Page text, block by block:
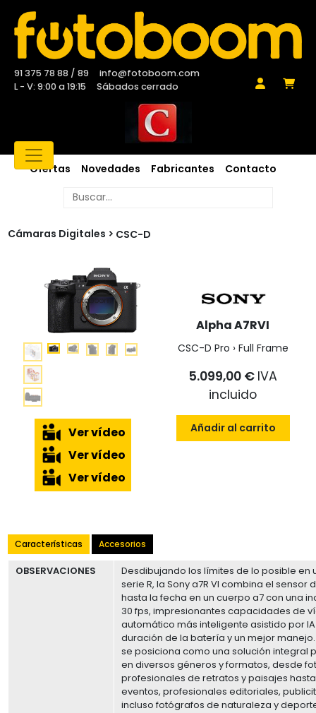
91 375 78 88 / 89
info@fotoboom.com
L - V: 9:00 a 19:15
Sábados cerrado
Ofertas Novedades Fabricantes Contacto
Cámaras Digitales CSC-D
Ver vídeo
Ver vídeo
Ver vídeo
Alpha A7RVI
CSC-D Pro › Full Frame
5.099,00 € IVA
incluido
Añadir al carrito
Características Accesorios
OBSERVACIONES
Desdibujando los límites de lo posible en
serie R, la Sony a7R VI combina el
hasta la fecha en un cuerpo a7 con una
30 fps, impresionantes capacidades de
automático más inteligente asistido por
duración de la batería y un mejor
se posiciona como una solución integral
en diversos géneros y formatos, desde
profesionales de retratos y paisajes
eventos, profesionales editoriales,
incluso fotógrafos de naturaleza y